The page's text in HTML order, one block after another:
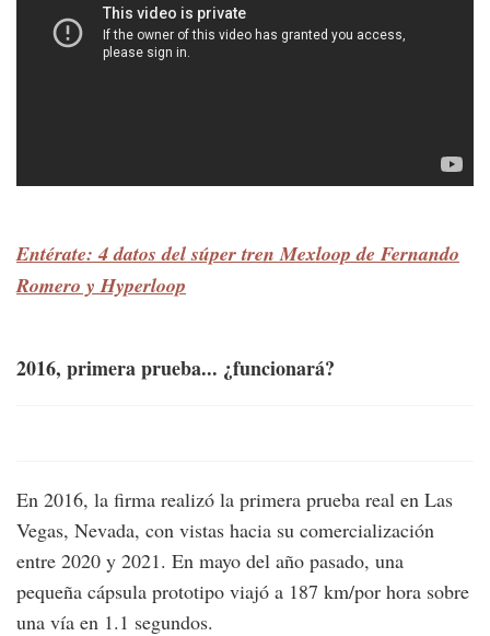
Entérate: 4 datos del súper tren Mexloop de Fernando
Romero y Hyperloop
2016, primera prueba... ¿funcionará?
En 2016, la firma realizó la primera prueba real en Las
Vegas, Nevada, con vistas hacia su comercialización
entre 2020 y 2021. En mayo del año pasado, una
pequeña cápsula prototipo viajó a 187 km/por hora sobre
una vía en 1.1 segundos.